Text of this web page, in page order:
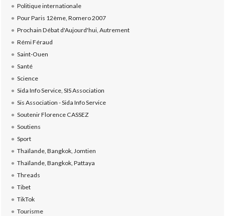
Politique internationale
Pour Paris 12ème, Romero 2007
Prochain Débat d'Aujourd'hui, Autrement
Rémi Féraud
Saint-Ouen
Santé
Science
Sida Info Service, SIS Association
Sis Association - Sida Info Service
Soutenir Florence CASSEZ
Soutiens
Sport
Thaïlande, Bangkok, Jomtien
Thaïlande, Bangkok, Pattaya
Threads
Tibet
TikTok
Tourisme